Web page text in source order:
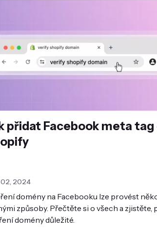
přidat Facebook meta tag
02, 2024
domény na Facebooku lze provést
způsoby. Přečtěte si o všech a zjistěte,
domény důležité.